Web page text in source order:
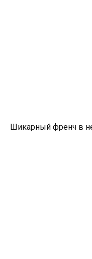
Шикарный френч в